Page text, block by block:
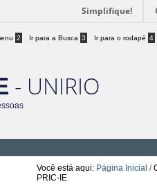
Simplifique!
2 Ir para a Busca 3 Ir para o rodapé 4
- UNIRIO
Você está aqui: Página Inicial /
PRIC-IE